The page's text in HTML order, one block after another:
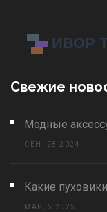
Свежие
Модные
СЕН, 28 2024
Какие
МАР, 5 2025